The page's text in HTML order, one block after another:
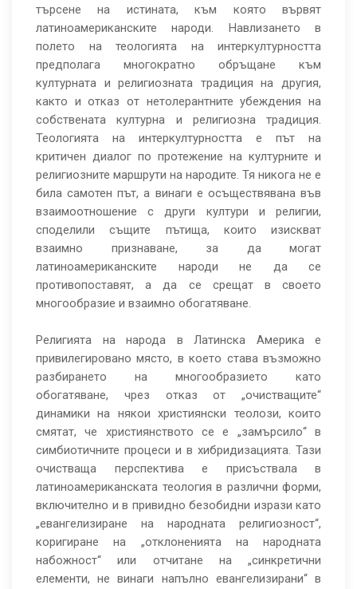
търсене на истината, към която вървят
латиноамериканските народи. Навлизането в
полето на теологията на интеркултурността
предполага многократно обръщане към
културната и религиозната традиция на другия,
както и отказ от нетолерантните убеждения на
собствената културна и религиозна традиция.
Теологията на интеркултурността е път на
критичен диалог по протежение на културните и
религиозните маршрути на народите. Тя никога не е
била самотен път, а винаги е осъществявана във
взаимоотношение с други култури и религии,
споделили същите пътища, които изискват
взаимно признаване, за да могат
латиноамериканските народи не да се
противопоставят, а да се срещат в своето
многообразие и взаимно обогатяване.
Религията на народа в Латинска Америка е
привилегировано място, в което става възможно
разбирането на многообразието като
обогатяване, чрез отказ от „очистващите“
динамики на някои християнски теолози, които
смятат, че християнството се е „замърсило“ в
симбиотичните процеси и в хибридизацията. Тази
очистваща перспектива е присъствала в
латиноамериканската теология в различни форми,
включително и в привидно безобидни изрази като
„евангелизиране на народната религиозност“,
коригиране на „отклоненията на народната
набожност“ или отчитане на „синкретични
елементи, не винаги напълно евангелизирани“ в